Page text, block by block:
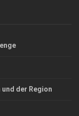
der Region